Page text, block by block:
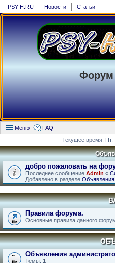
PSY-H.RU Новости Статьи
Форум
Меню FAQ
Текущее время: Пт,
добро пожаловать на
Последнее сообщение Admin «
Добавлено в разделе Объявления
Правила форума.
Основные правила данного
Объявления
Темы: 1